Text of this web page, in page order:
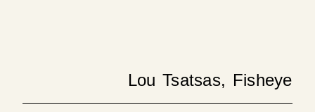
Lou Tsatsas, Fisheye